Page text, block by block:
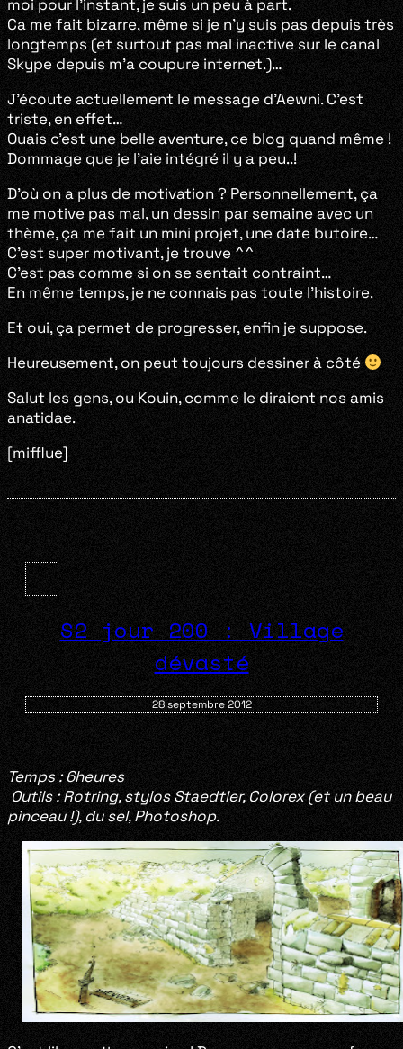
moi pour l’instant, je suis un peu à part.
Ca me fait bizarre, même si je n’y suis pas depuis très
longtemps (et surtout pas mal inactive sur le canal
Skype depuis m’a coupure internet.)…
J’écoute actuellement le message d’Aewni. C’est
triste, en effet…
Ouais c’est une belle aventure, ce blog quand même !
Dommage que je l’aie intégré il y a peu..!
D’où on a plus de motivation ? Personnellement, ça
me motive pas mal, un dessin par semaine avec un
thème, ça me fait un mini projet, une date butoire…
C’est super motivant, je trouve ^^
C’est pas comme si on se sentait contraint…
En même temps, je ne connais pas toute l’histoire.
Et oui, ça permet de progresser, enfin je suppose.
Heureusement, on peut toujours dessiner à côté
Salut les gens, ou Kouin, comme le diraient nos amis
anatidae.
[mifflue]
S2 jour 200 : Village
dévasté
28 septembre 2012
Temps : 6heures
Outils : Rotring, stylos Staedtler, Colorex (et un beau
pinceau !), du sel, Photoshop.